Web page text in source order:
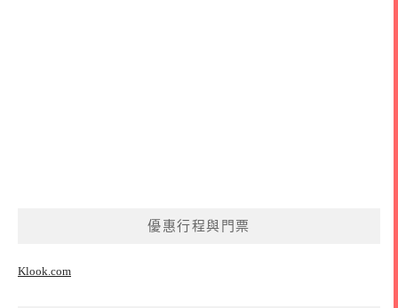
優惠行程與門票
Klook.com